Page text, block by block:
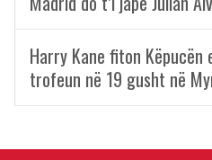
Harry Kane fiton
trofeun në 19 gusht në